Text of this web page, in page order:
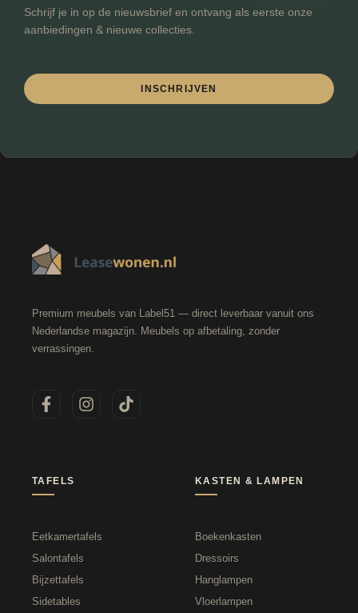
Schrijf je in op de nieuwsbrief en ontvang als eerste onze
aanbiedingen & nieuwe collecties.
INSCHRIJVEN
Premium meubels van Label51 — direct leverbaar vanuit ons
Nederlandse magazijn. Meubels op afbetaling, zonder
verrassingen.
TAFELS
Eetkamertafels
Salontafels
Bijzettafels
Sidetables
KASTEN & LAMPEN
Boekenkasten
Dressoirs
Hanglampen
Vloerlampen